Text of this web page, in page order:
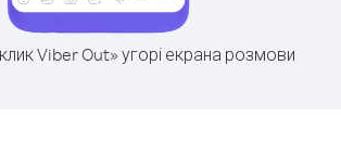
Viber Out» угорі екрана розмови